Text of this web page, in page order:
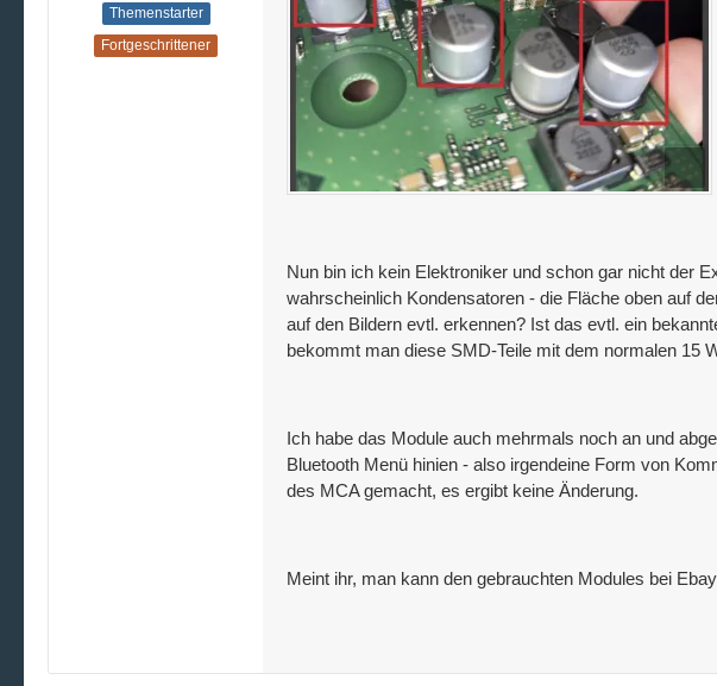
Themenstarter
Fortgeschrittener
Nun bin ich kein Elektroniker und schon gar nicht der
wahrscheinlich Kondensatoren - die Fläche oben auf
auf den Bildern evtl. erkennen? Ist das evtl. ein
bekommt man diese SMD-Teile mit dem normalen 15
Ich habe das Module auch mehrmals noch an und
Bluetooth Menü hinien - also irgendeine Form von
des MCA gemacht, es ergibt keine Änderung.
Meint ihr, man kann den gebrauchten Modules bei